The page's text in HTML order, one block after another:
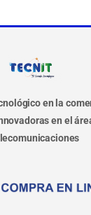
en la
en el